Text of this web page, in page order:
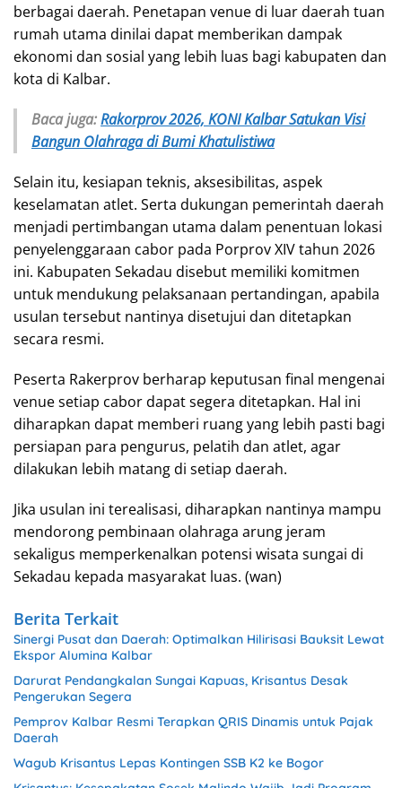
berbagai daerah. Penetapan venue di luar daerah tuan
rumah utama dinilai dapat memberikan dampak
ekonomi dan sosial yang lebih luas bagi kabupaten dan
kota di Kalbar.
Baca juga:Rakorprov 2026, KONI Kalbar Satukan Visi
Bangun Olahraga di Bumi Khatulistiwa
Selain itu, kesiapan teknis, aksesibilitas, aspek
keselamatan atlet. Serta dukungan pemerintah daerah
menjadi pertimbangan utama dalam penentuan lokasi
penyelenggaraan cabor pada Porprov XIV tahun 2026
ini. Kabupaten Sekadau disebut memiliki komitmen
untuk mendukung pelaksanaan pertandingan, apabila
usulan tersebut nantinya disetujui dan ditetapkan
secara resmi.
Peserta Rakerprov berharap keputusan final mengenai
venue setiap cabor dapat segera ditetapkan. Hal ini
diharapkan dapat memberi ruang yang lebih pasti bagi
persiapan para pengurus, pelatih dan atlet, agar
dilakukan lebih matang di setiap daerah.
Jika usulan ini terealisasi, diharapkan nantinya mampu
mendorong pembinaan olahraga arung jeram
sekaligus memperkenalkan potensi wisata sungai di
Sekadau kepada masyarakat luas. (wan)
Berita Terkait
Sinergi Pusat dan Daerah: Optimalkan Hilirisasi Bauksit Lewat
Ekspor Alumina Kalbar
Darurat Pendangkalan Sungai Kapuas, Krisantus Desak
Pengerukan Segera
Pemprov Kalbar Resmi Terapkan QRIS Dinamis untuk Pajak
Daerah
Wagub Krisantus Lepas Kontingen SSB K2 ke Bogor